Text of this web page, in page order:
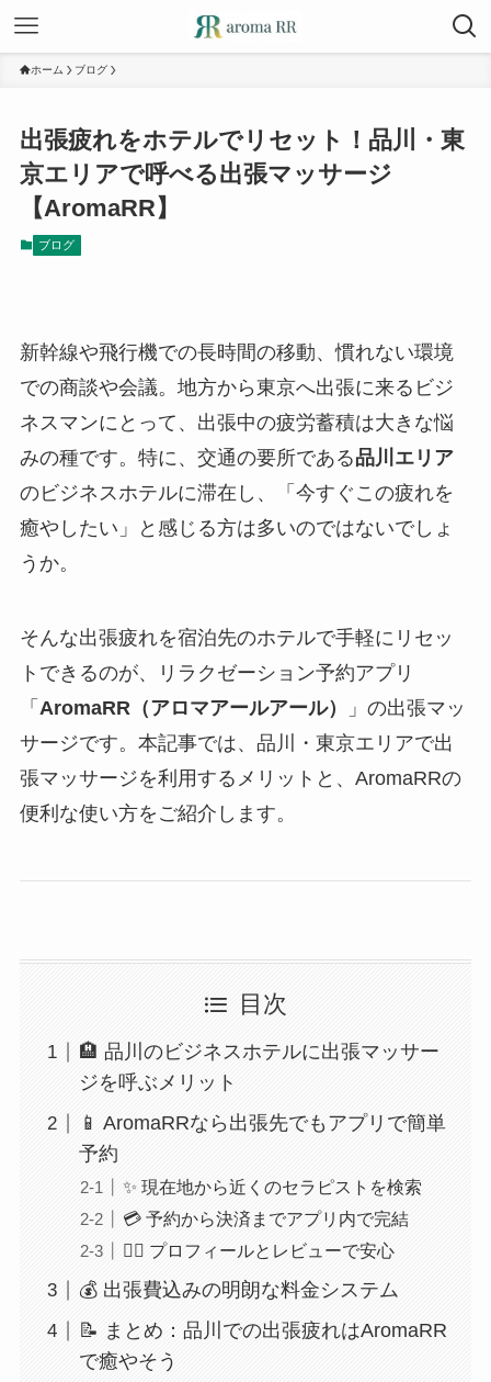
ホーム ブログ
出張疲れをホテルでリセット！品川・東
京エリアで呼べる出張マッサージ
【AromaRR】
ブログ
新幹線や飛行機での長時間の移動、慣れない環境
での商談や会議。地方から東京へ出張に来るビジ
ネスマンにとって、出張中の疲労蓄積は大きな悩
みの種です。特に、交通の要所である品川エリア
のビジネスホテルに滞在し、「今すぐこの疲れを
癒やしたい」と感じる方は多いのではないでしょ
うか。
そんな出張疲れを宿泊先のホテルで手軽にリセッ
トできるのが、リラクゼーション予約アプリ
「 AromaRR（アロマアールアール）
」の出張マッ
サージです。本記事では、品川・東京エリアで出
張マッサージを利用するメリットと、AromaRRの
便利な使い方をご紹介します。
目次
🏨 品川のビジネスホテルに出張マッサー
ジを呼ぶメリット
📱 AromaRRなら出張先でもアプリで簡単
予約
✨ 現在地から近くのセラピストを検索
💳 予約から決済までアプリ内で完結
👩‍⚕️ プロフィールとレビューで安心
💰 出張費込みの明朗な料金システム
📝 まとめ：品川での出張疲れはAromaRR
で癒やそう